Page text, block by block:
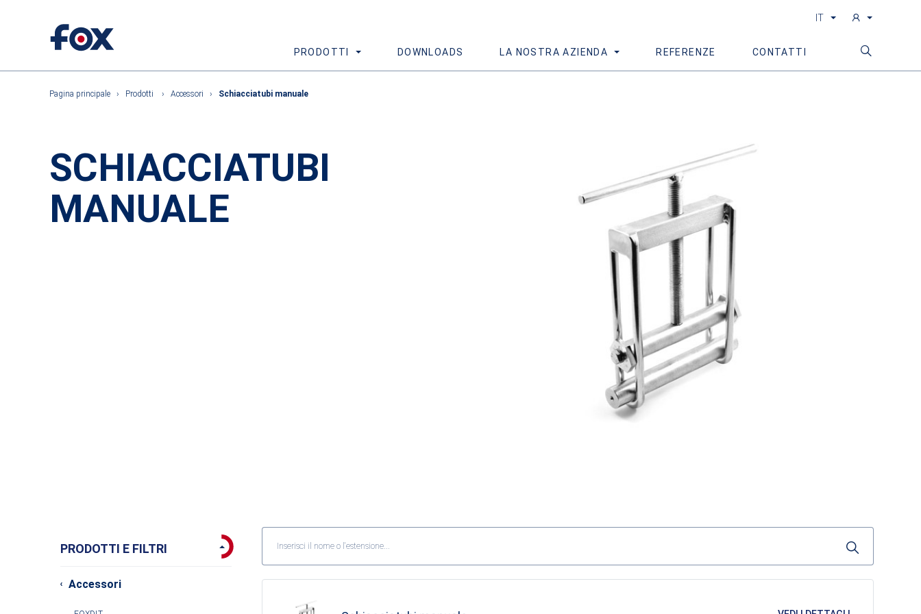
IT
PRODOTTI DOWNLOADS LA NOSTRA AZIENDA REFERENZE CONTATTI
Pagina principale › Prodotti › Accessori › Schiacciatubi manuale
SCHIACCIATUBI
MANUALE
PRODOTTI E FILTRI
Accessori